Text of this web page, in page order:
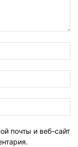
почты и веб-сайт